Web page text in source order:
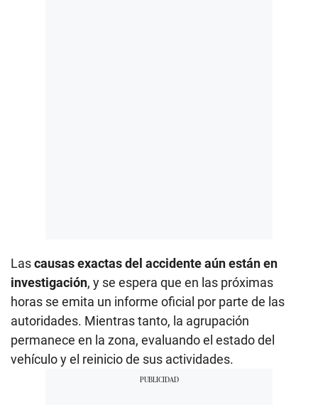
Lascausas exactas del accidente aún están en
investigación, y se espera que en las próximas
horas se emita un informe oficial por parte de las
autoridades. Mientras tanto, la agrupación
permanece en la zona, evaluando el estado del
vehículo y el reinicio de sus actividades.